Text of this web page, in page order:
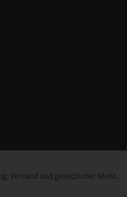
Versand und gesetzlicher MwSt.